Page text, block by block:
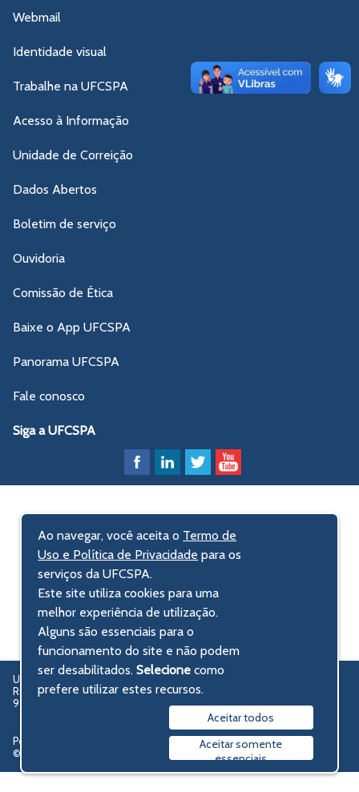
Webmail
Identidade visual
Trabalhe na UFCSPA
Acesso à Informação
Unidade de Correição
Dados Abertos
Boletim de serviço
Ouvidoria
Comissão de Ética
Baixe o App UFCSPA
Panorama UFCSPA
Fale conosco
Siga a UFCSPA
UFCSPA – Universidade Federal de Ciências da Saúde de Porto Alegre
Rua Sarmento Leite, 245 - Centro Histórico
90050-170 Porto Alegre, RS, Brasil
Política de privacidade
© 2009-2026 UFCSPA
Ao navegar, você aceita o Termo de
Uso e Política de Privacidade para os
serviços da UFCSPA.
Este site utiliza cookies para uma
melhor experiência de utilização.
Alguns são essenciais para o
funcionamento do site e não podem
ser desabilitados.Selecionecomo
prefere utilizar estes recursos.
Aceitar todos
Aceitar somente
essenciais